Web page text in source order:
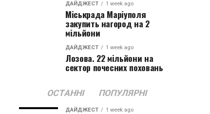
ДАЙДЖЕСТ 1 week ago
Міськрада Маріуполя
закупить нагород на 2
мільйони
ДАЙДЖЕСТ 1 week ago
Лозова. 22 мільйони на
сектор почесних поховань
ОСТАННІ ПОПУЛЯРНІ
ДАЙДЖЕСТ 1 week ago